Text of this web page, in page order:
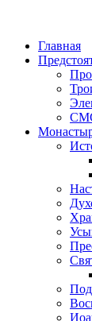
Главная